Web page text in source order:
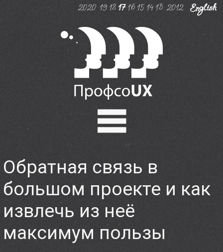
2020 19181716151413 2012 English
Регистрация
Эрик Райс
Мастер-классы
Доклады
Обратная связь в
большом проекте и как
извлечь из неё
максимум пользы